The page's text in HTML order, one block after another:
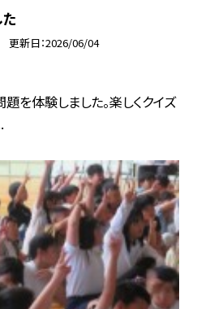
更新日 2026/06/04
を体験しました。楽しくクイズ